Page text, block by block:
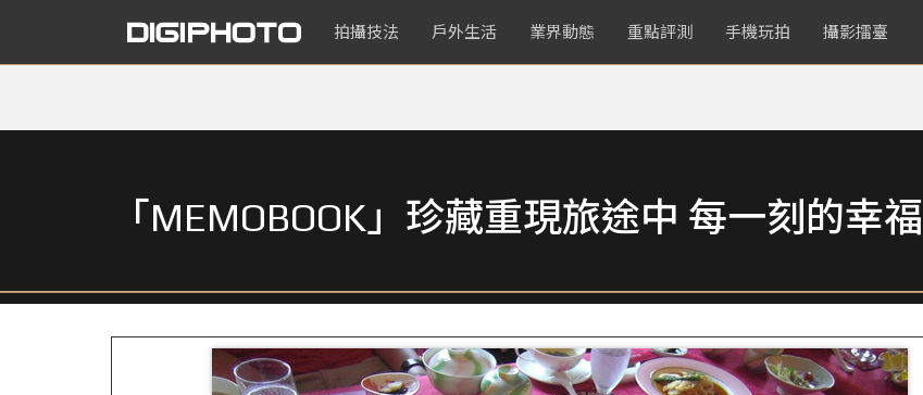
拍攝技法 戶外生活 業界動態 重點評測 手機玩拍 攝影擂臺
「MEMOBOOK」珍藏重現旅途中 每一刻的幸福